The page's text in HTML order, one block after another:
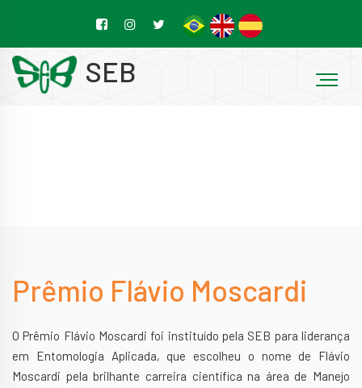
SEB
Prêmio Flávio Moscardi
O Prêmio Flávio Moscardi foi instituído pela SEB para liderança
em Entomologia Aplicada, que escolheu o nome de Flávio
Moscardi pela brilhante carreira científica na área de Manejo